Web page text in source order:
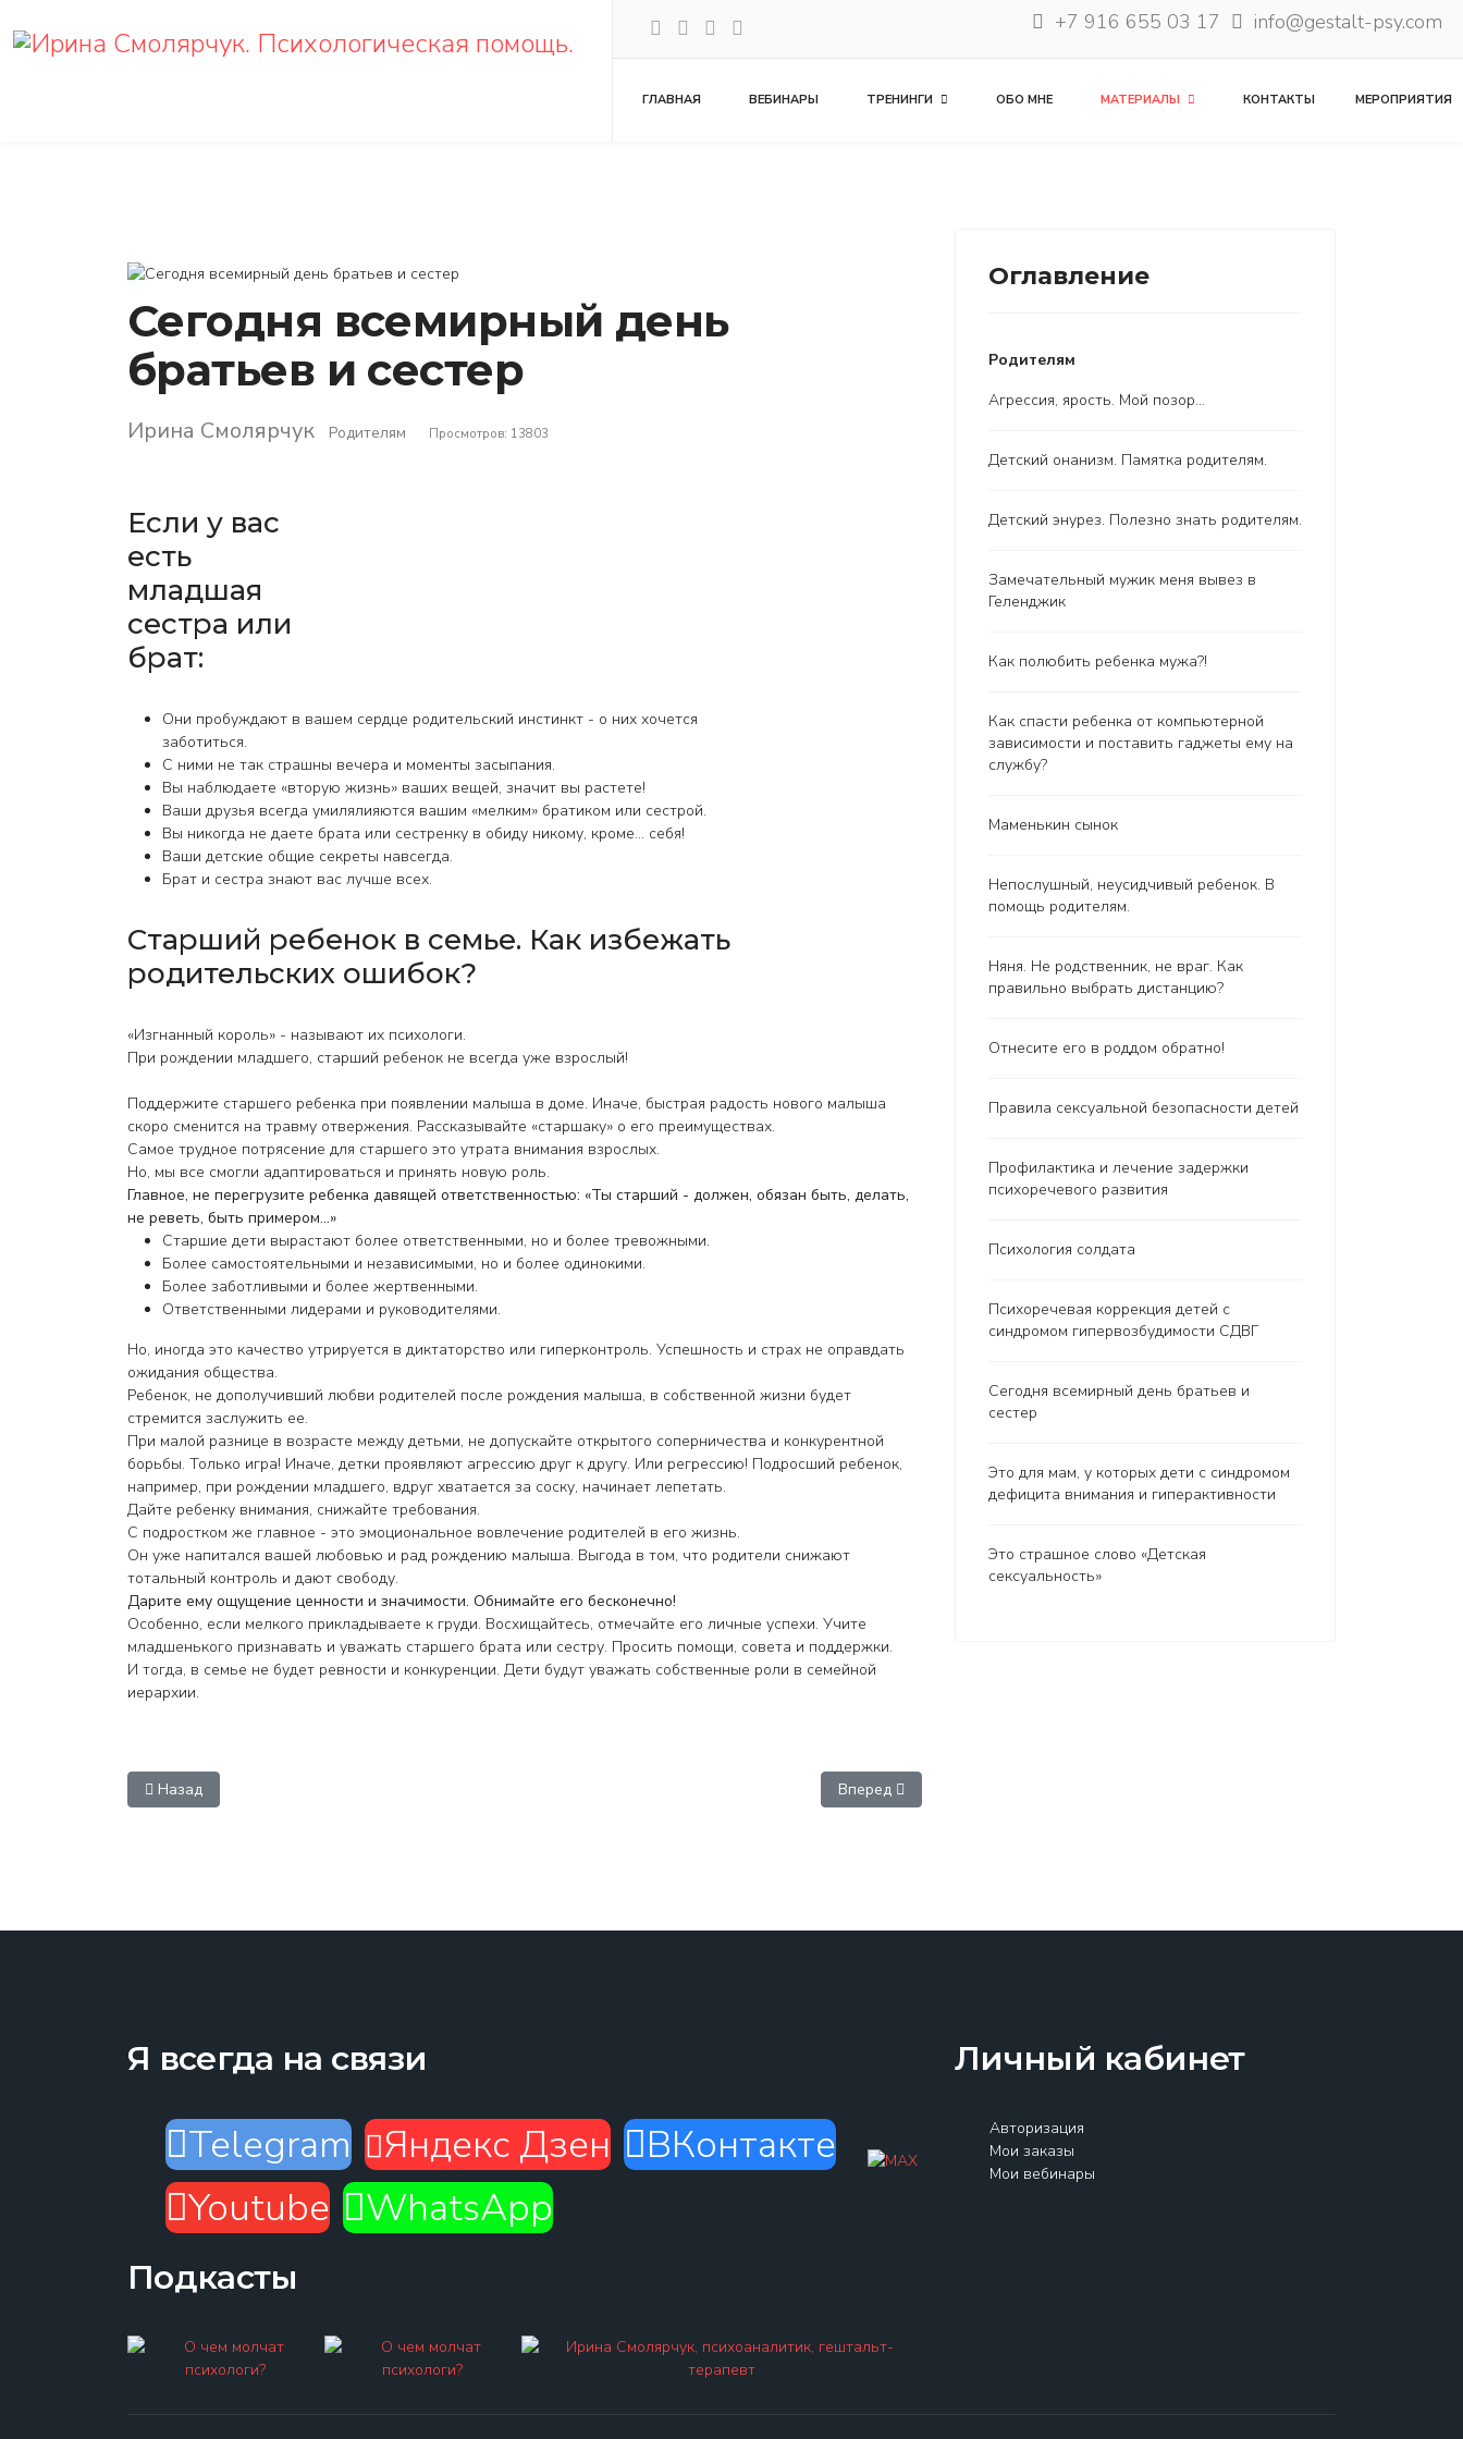
+7 916 655 03 17 info@gestalt-psy.com
ГЛАВНАЯ ВЕБИНАРЫ ТРЕНИНГИ ОБО МНЕ МАТЕРИАЛЫ КОНТАКТЫ МЕРОПРИЯТИЯ
Сегодня всемирный день
братьев и сестер
Ирина Смолярчук Родителям Просмотров: 13803
Если у вас
есть
младшая
сестра или
брат:
Они пробуждают в вашем сердце родительский инстинкт - о них хочется
заботиться.
С ними не так страшны вечера и моменты засыпания.
Вы наблюдаете «вторую жизнь» ваших вещей, значит вы растете!
Ваши друзья всегда умилялияются вашим «мелким» братиком или сестрой.
Вы никогда не даете брата или сестренку в обиду никому, кроме... себя!
Ваши детские общие секреты навсегда.
Брат и сестра знают вас лучше всех.
Старший ребенок в семье. Как избежать
родительских ошибок?
«Изгнанный король» - называют их психологи.
При рождении младшего, старший ребенок не всегда уже взрослый!
Поддержите старшего ребенка при появлении малыша в доме. Иначе, быстрая радость нового малыша
скоро сменится на травму отвержения. Рассказывайте «старшаку» о его преимуществах.
Самое трудное потрясение для старшего это утрата внимания взрослых.
Но, мы все смогли адаптироваться и принять новую роль.
Главное, не перегрузите ребенка давящей ответственностью: «Ты старший - должен, обязан быть, делать,
не реветь, быть примером...»
Старшие дети вырастают более ответственными, но и более тревожными.
Более самостоятельными и независимыми, но и более одинокими.
Более заботливыми и более жертвенными.
Ответственными лидерами и руководителями.
Но, иногда это качество утрируется в диктаторство или гиперконтроль. Успешность и страх не оправдать
ожидания общества.
Ребенок, не дополучивший любви родителей после рождения малыша, в собственной жизни будет
стремится заслужить ее.
При малой разнице в возрасте между детьми, не допускайте открытого соперничества и конкурентной
борьбы. Только игра! Иначе, детки проявляют агрессию друг к другу. Или регрессию! Подросший ребенок,
например, при рождении младшего, вдруг хватается за соску, начинает лепетать.
Дайте ребенку внимания, снижайте требования.
С подростком же главное - это эмоциональное вовлечение родителей в его жизнь.
Он уже напитался вашей любовью и рад рождению малыша. Выгода в том, что родители снижают
тотальный контроль и дают свободу.
Дарите ему ощущение ценности и значимости. Обнимайте его бесконечно!
Особенно, если мелкого прикладываете к груди. Восхищайтесь, отмечайте его личные успехи. Учите
младшенького признавать и уважать старшего брата или сестру. Просить помощи, совета и поддержки.
И тогда, в семье не будет ревности и конкуренции. Дети будут уважать собственные роли в семейной
иерархии.
Предыдущий: Маменькин сынок
Назад Следующий: Это страшное слово «Детская сексуальность»
Вперед
Оглавление
Родителям
Агрессия, ярость. Мой позор...
Детский онанизм. Памятка родителям.
Детский энурез. Полезно знать родителям.
Замечательный мужик меня вывез в
Геленджик
Как полюбить ребенка мужа?!
Как спасти ребенка от компьютерной
зависимости и поставить гаджеты ему на
службу?
Маменькин сынок
Непослушный, неусидчивый ребенок. В
помощь родителям.
Няня. Не родственник, не враг. Как
правильно выбрать дистанцию?
Отнесите его в роддом обратно!
Правила сексуальной безопасности детей
Профилактика и лечение задержки
психоречевого развития
Психология солдата
Психоречевая коррекция детей с
синдромом гипервозбудимости СДВГ
Сегодня всемирный день братьев и
сестер
Это для мам, у которых дети с синдромом
дефицита внимания и гиперактивности
Это страшное слово «Детская
сексуальность»
Я всегда на связи
Telegram Яндекс Дзен
ВКонтакте
Youtube
WhatsApp
Подкасты
Личный кабинет
Авторизация
Мои заказы
Мои вебинары